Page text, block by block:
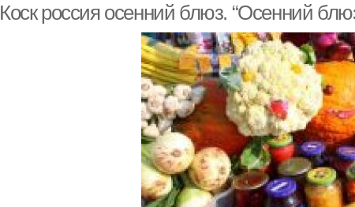
Коск россия осенний блюз. “Осенний